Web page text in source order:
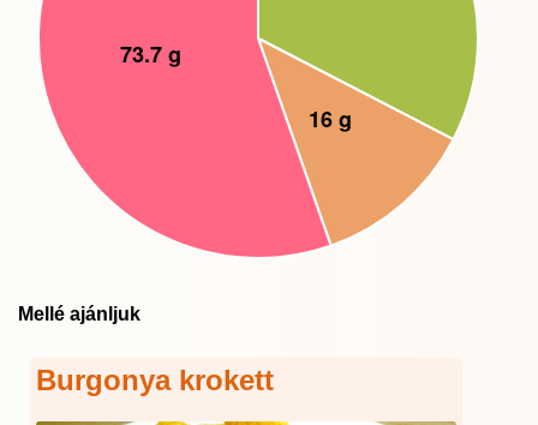
Mellé ajánljuk
Burgonya krokett